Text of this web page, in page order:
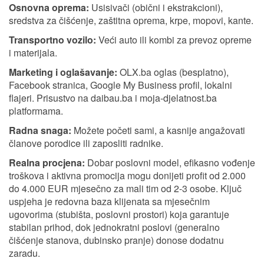
Osnovna oprema: Usisivači (obični i ekstrakcioni),
sredstva za čišćenje, zaštitna oprema, krpe, mopovi, kante.
Transportno vozilo: Veći auto ili kombi za prevoz opreme
i materijala.
Marketing i oglašavanje: OLX.ba oglas (besplatno),
Facebook stranica, Google My Business profil, lokalni
flajeri. Prisustvo na daibau.ba i moja-djelatnost.ba
platformama.
Radna snaga: Možete početi sami, a kasnije angažovati
članove porodice ili zaposliti radnike.
Realna procjena: Dobar poslovni model, efikasno vođenje
troškova i aktivna promocija mogu donijeti profit od 2.000
do 4.000 EUR mjesečno za mali tim od 2-3 osobe. Ključ
uspjeha je redovna baza klijenata sa mjesečnim
ugovorima (stubišta, poslovni prostori) koja garantuje
stabilan prihod, dok jednokratni poslovi (generalno
čišćenje stanova, dubinsko pranje) donose dodatnu
zaradu.